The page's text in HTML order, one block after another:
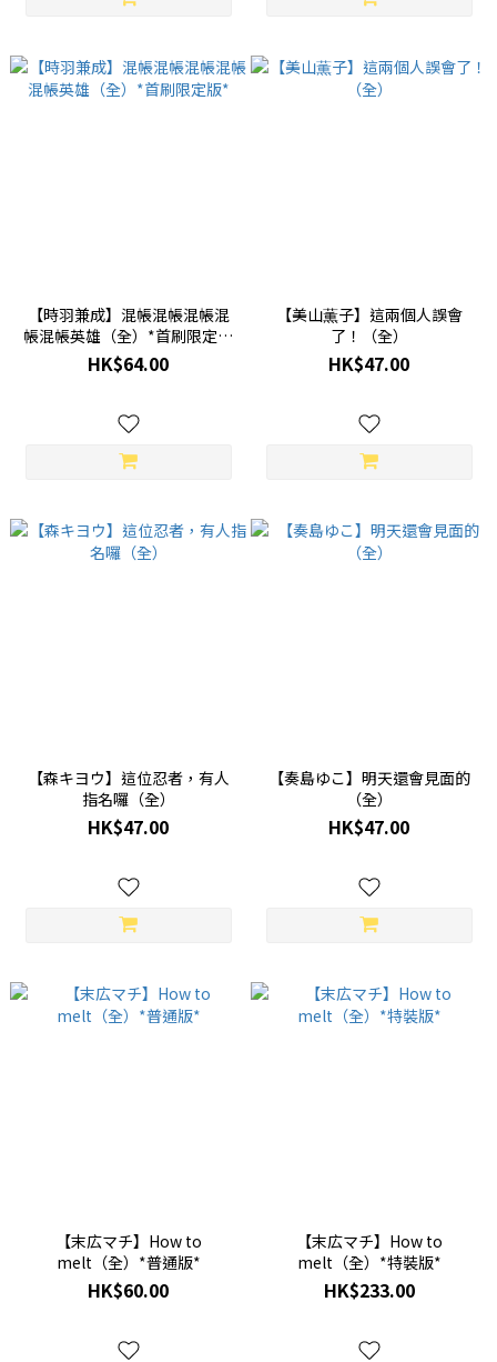
【時羽兼成】混帳混帳混帳混
帳混帳英雄（全）*首刷限定版
*
HK$64.00
【美山薫子】這兩個人誤會
了！（全）
HK$47.00
【森キヨウ】這位忍者，有人
指名囉（全）
HK$47.00
【奏島ゆこ】明天還會見面的
（全）
HK$47.00
【末広マチ】How to
melt（全）*普通版*
HK$60.00
【末広マチ】How to
melt（全）*特裝版*
HK$233.00